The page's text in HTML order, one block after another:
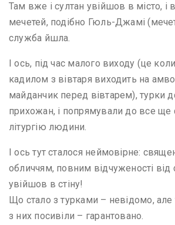
Там вже і султан увійшов в місто, і
мечетей, подібно Гюль-Джамі
служба йшла.
І ось, під час малого виходу (це
кадилом з вівтаря виходить на
майданчик перед вівтарем), турки
прихожан, і попрямували до все ще
літургію людини.
І ось тут сталося неймовірне:
обличчям, повним відчуженості від
увійшов в стіну!
Що стало з турками – невідомо, але
з них посивіли – гарантовано.